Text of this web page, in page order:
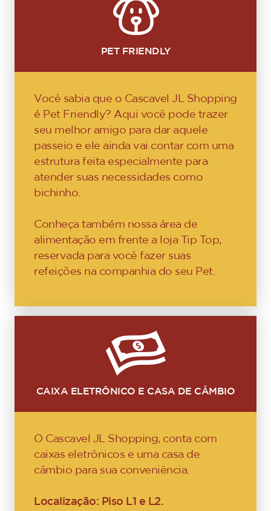
PET FRIENDLY
Você sabia que o Cascavel JL Shopping
é Pet Friendly? Aqui você pode trazer
seu melhor amigo para dar aquele
passeio e ele ainda vai contar com uma
estrutura feita especialmente para
atender suas necessidades como
bichinho.
Conheça também nossa área de
alimentação em frente a loja Tip Top,
reservada para você fazer suas
refeições na companhia do seu Pet.
CAIXA ELETRÔNICO E CASA DE CÂMBIO
O Cascavel JL Shopping, conta com
caixas eletrônicos e uma casa de
câmbio para sua conveniência.
Localização: Piso L1 e L2.